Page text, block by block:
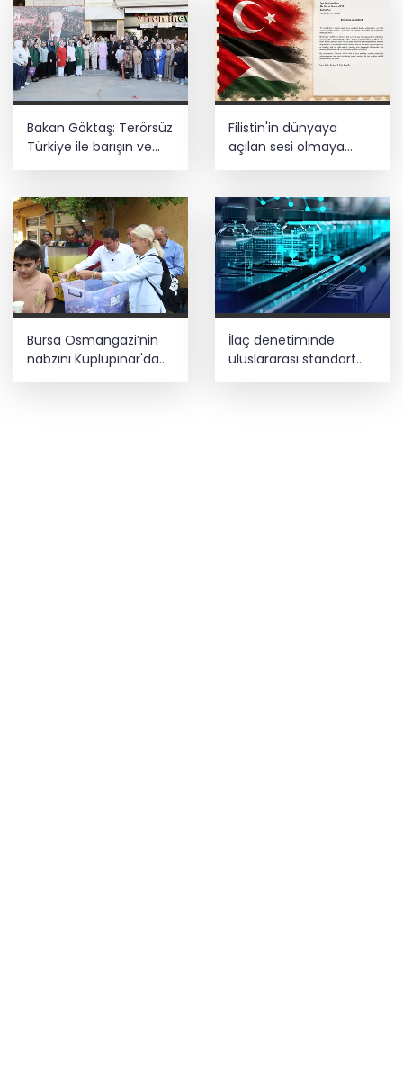
Bakan Göktaş: Terörsüz
Türkiye ile barışın ve
Filistin'in dünyaya
açılan sesi olmaya
Bursa Osmangazi’nin
nabzını Küplüpınar'da
tuttu
İlaç denetiminde
uluslararası standart
dönemi